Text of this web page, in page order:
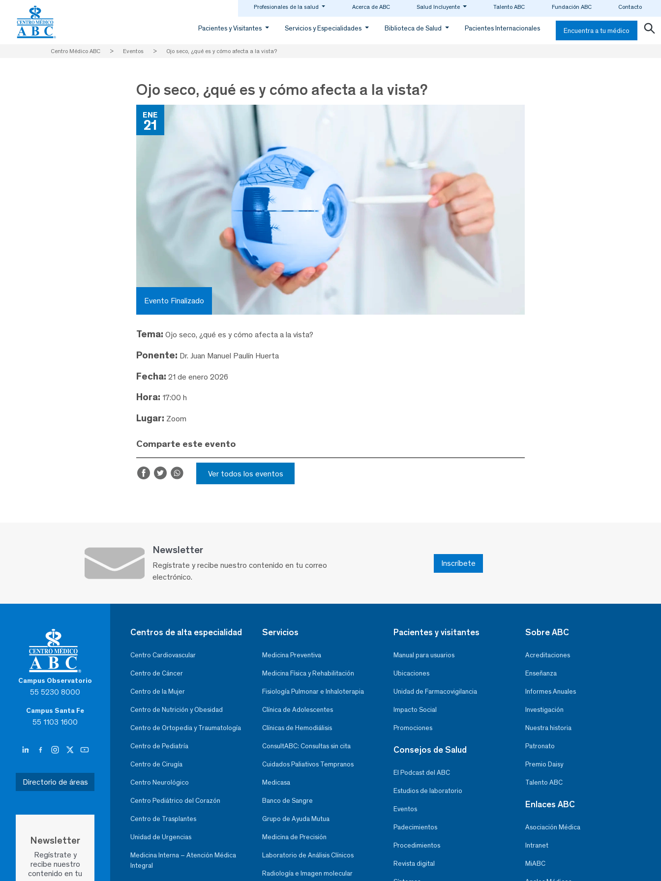
Profesionales de la salud Acerca de ABC Salud Incluyente Talento ABC Fundación ABC Contacto
Pacientes y Visitantes Servicios y Especialidades Biblioteca de Salud Pacientes Internacionales Encuentra a tu médico
Centro Médico ABC > Eventos > Ojo seco, ¿qué es y cómo afecta a la vista?
Ojo seco, ¿qué es y cómo afecta a la vista?
ENE
21
Evento Finalizado
Tema: Ojo seco, ¿qué es y cómo afecta a la vista?
Ponente: Dr. Juan Manuel Paulín Huerta
Fecha: 21 de enero 2026
Hora: 17:00 h
Lugar: Zoom
Comparte este evento
Ver todos los eventos
Newsletter
Regístrate y recibe nuestro contenido en tu correo
electrónico.
Inscríbete
Campus Observatorio
55 5230 8000
Campus Santa Fe
55 1103 1600
Directorio de áreas
Newsletter
Regístrate y
recibe nuestro
contenido en tu
Centros de alta especialidad
Centro Cardiovascular
Centro de Cáncer
Centro de la Mujer
Centro de Nutrición y Obesidad
Centro de Ortopedia y Traumatología
Centro de Pediatría
Centro de Cirugía
Centro Neurológico
Centro Pediátrico del Corazón
Centro de Trasplantes
Unidad de Urgencias
Medicina Interna – Atención Médica
Integral
Servicios
Medicina Preventiva
Medicina Física y Rehabilitación
Fisiología Pulmonar e Inhaloterapia
Clínica de Adolescentes
Clínicas de Hemodiálisis
ConsultABC: Consultas sin cita
Cuidados Paliativos Tempranos
Medicasa
Banco de Sangre
Grupo de Ayuda Mutua
Medicina de Precisión
Laboratorio de Análisis Clínicos
Radiología e Imagen molecular
Pacientes y visitantes
Manual para usuarios
Ubicaciones
Unidad de Farmacovigilancia
Impacto Social
Promociones
Consejos de Salud
El Podcast del ABC
Estudios de laboratorio
Eventos
Padecimientos
Procedimientos
Revista digital
Sobre ABC
Acreditaciones
Enseñanza
Informes Anuales
Investigación
Nuestra historia
Patronato
Premio Daisy
Talento ABC
Enlaces ABC
Asociación Médica
Intranet
MiABC